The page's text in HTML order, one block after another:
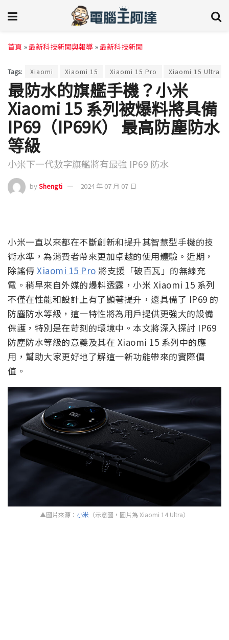
首頁 »最新科技新聞與報導 »最新科技新聞
Tags: Xiaomi Xiaomi 15 Xiaomi 15 Pro Xiaomi 15 Ultra
最防水的旗艦手機？小米
Xiaomi 15 系列被爆料將具備
IP69（IP69K） 最高防塵防水
等級
小米下一代數字旗艦將有最強 IP69 防水
byShengti 2024 年 07 月 07 日
小米一直以來都在不斷創新和提升其智慧型手機的技
術水準，為消費者帶來更加卓越的使用體驗。近期，
除謠傳 Xiaomi 15 Pro 將支援「破百瓦」的無線充
電。稍早來自外媒的爆料透露，小米 Xiaomi 15 系列
不僅在性能和設計上有了顯著提升，還具備了 IP69 的
防塵防水等級，這一特性將為用戶提供更強大的設備
保護，特別是在苛刻的環境中。本文將深入探討 IP69
防塵防水等級的意義及其在 Xiaomi 15 系列中的應
用，幫助大家更好地了解這一新功能帶來的實際價
值。
▲圖片來源： 小米 （示意圖，圖片為 Xiaomi 14 Ultra）